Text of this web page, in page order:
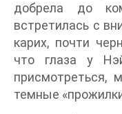
добрела до
встретилась с
карих, почти
что глаза у
присмотреться,
темные